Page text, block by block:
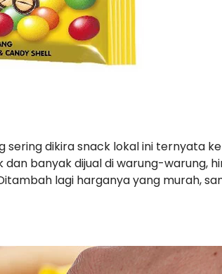
dikira snack lokal ini ternyata
banyak dijual di warung-warung,
lagi harganya yang murah,